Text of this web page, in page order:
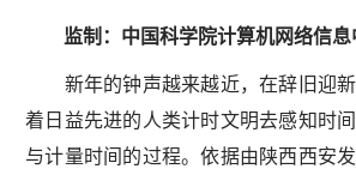
监制：中国科学院计算机网络信息
新年的钟声越来越近，在辞旧迎新
着日益先进的人类计时文明去感知时
与计量时间的过程。依据由陕西西安